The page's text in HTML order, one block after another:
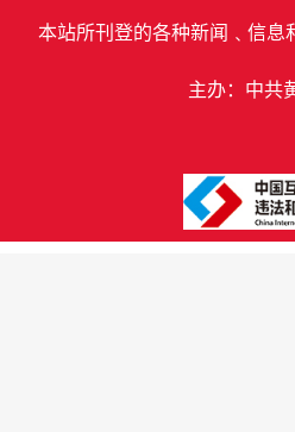
本站所刊登的各种新闻﹑信息
主办：中共